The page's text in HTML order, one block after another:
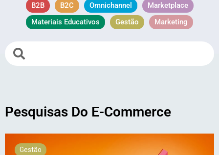
B2B B2C Omnichannel
Marketplace
Materiais Educativos
Gestão Marketing
Pesquisas Do E-Commerce
Gestão